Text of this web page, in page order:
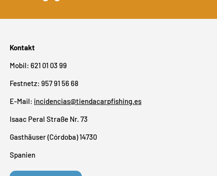
Kontakt
Mobil: 621 01 03 99
Festnetz: 957 91 56 68
E-Mail: incidencias@tiendacarpfishing.es
Isaac Peral Straße Nr. 73
Gasthäuser (Córdoba) 14730
Spanien